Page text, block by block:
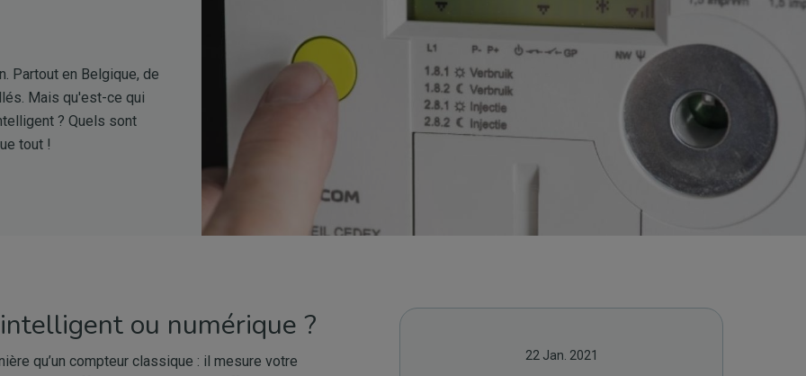
Partout en Belgique, de
Mais qu'est-ce qui
? Quels sont
tout !
ou numérique ?
qu’un compteur classique : il mesure votre
22 Jan. 2021